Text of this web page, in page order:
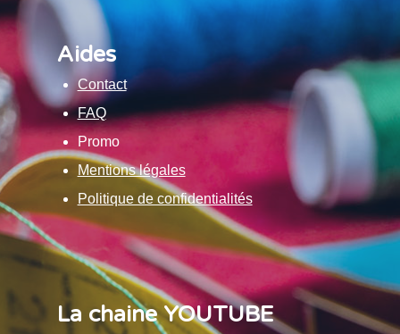
Aides
Contact
FAQ
Promo
Mentions légales
Politique de confidentialités
La chaine YOUTUBE